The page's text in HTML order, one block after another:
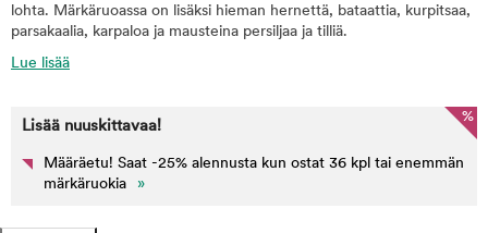
lohta. Märkäruoassa on lisäksi hieman hernettä, bataattia, kurpitsaa,
parsakaalia, karpaloa ja mausteina persiljaa ja tilliä.
Lue lisää
%
Lisää nuuskittavaa!
Määräetu! Saat -25% alennusta kun ostat 36 kpl tai enemmän
märkäruokia
»